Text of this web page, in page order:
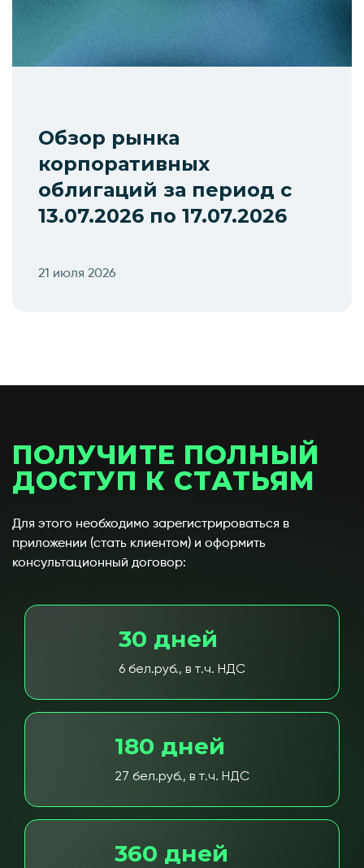
Обзор рынка
корпоративных
облигаций за период с
13.07.2026 по 17.07.2026
21 июля 2026
ПОЛУЧИТЕ ПОЛНЫЙ
ДОСТУП К СТАТЬЯМ
Для этого необходимо зарегистрироваться в
приложении (стать клиентом) и оформить
консультационный договор:
30 дней
6 бел.руб., в т.ч. НДС
180 дней
27 бел.руб., в т.ч. НДС
360 дней